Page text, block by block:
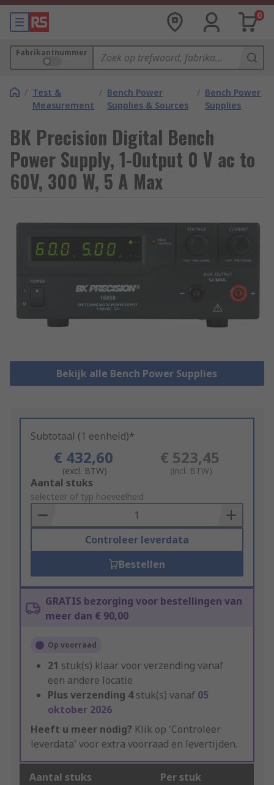
0
Fabrikantnummer
/ Test &
Measurement
/ Bench Power
Supplies & Sources
/ Bench Power
Supplies
BK Precision Digital Bench
Power Supply, 1-Output 0 V ac to
60V, 300 W, 5 A Max
Bekijk alle Bench Power Supplies
Subtotaal (1 eenheid)*
€ 432,60
(excl. BTW)
€ 523,45
(incl. BTW)
Add
to
Basket
Aantal stuks
selecteer of typ hoeveelheid
Controleer leverdata
Bestellen
GRATIS bezorging voor bestellingen van
meer dan € 90,00
Op voorraad
21 stuk(s) klaar voor verzending vanaf
een andere locatie
Plus verzending 4stuk(s) vanaf 05
oktober 2026
Heeft u meer nodig? Klik op 'Controleer
leverdata' voor extra voorraad en levertijden.
Aantal stuks Per stuk